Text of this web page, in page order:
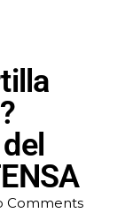
Comments